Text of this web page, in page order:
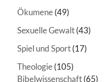
Ökumene(49)
Sexuelle Gewalt(43)
Spiel und Sport(17)
Theologie(105)
Bibelwissenschaft(65)